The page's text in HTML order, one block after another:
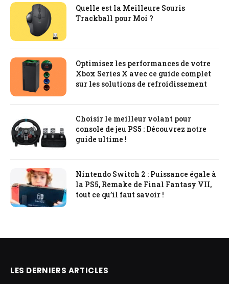
Quelle est la Meilleure Souris
Trackball pour Moi ?
Optimisez les performances de votre
Xbox Series X avec ce guide complet
sur les solutions de refroidissement
Choisir le meilleur volant pour
console de jeu PS5 : Découvrez notre
guide ultime !
Nintendo Switch 2 : Puissance égale à
la PS5, Remake de Final Fantasy VII,
tout ce qu’il faut savoir !
LES DERNIERS ARTICLES